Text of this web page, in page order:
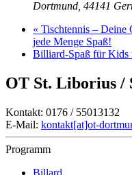
Dortmund 44141
« Tischtennis – Deine
jede Menge Spaß!
Billiard-Spaß für Kids
OT St. Liborius /
Kontakt: 0176 / 55013132
E-Mail: kontakt[at]ot-
Programm
Billard